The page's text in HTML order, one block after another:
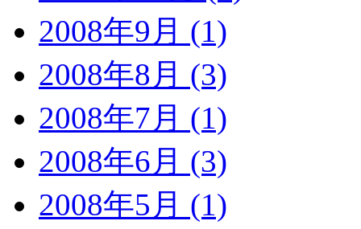
2008年9月 (1)
2008年8月 (3)
2008年7月 (1)
2008年6月 (3)
2008年5月 (1)